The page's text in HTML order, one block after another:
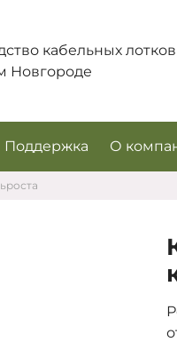
кабельных лотков
Новгороде
Поддержка О
контакты для связи
лучшие
сроки и